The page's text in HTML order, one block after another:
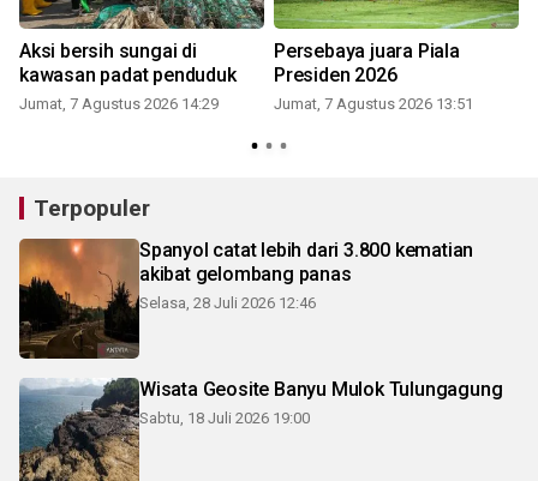
Aksi bersih sungai di
kawasan padat penduduk
Jumat, 7 Agustus 2026 14:29
Persebaya juara Piala
Presiden 2026
Jumat, 7 Agustus 2026 13:51
Terpopuler
Spanyol catat lebih dari 3.800 kematian
akibat gelombang panas
Selasa, 28 Juli 2026 12:46
Wisata Geosite Banyu Mulok Tulungagung
Sabtu, 18 Juli 2026 19:00